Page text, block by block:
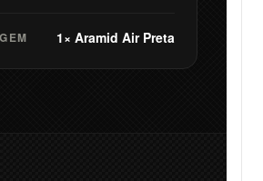
1× Aramid Air Preta